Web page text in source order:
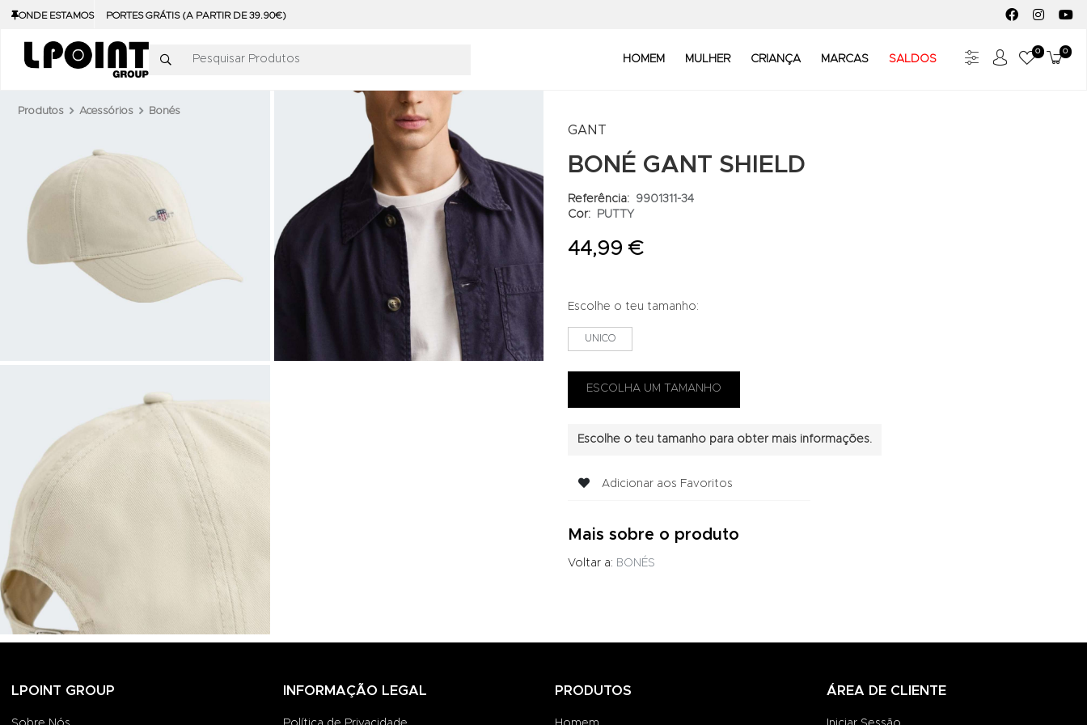
ONDE ESTAMOS PORTES GRÁTIS (A PARTIR DE 39.90€) FACEBOOK
Pesquisar Produtos
HOMEM MULHER CRIANÇA MARCAS SALDOS Meus
0 0
Produtos Acessórios Bonés
GANT
BONÉ GANT SHIELD
Referência:
9901311-34
Cor:
PUTTY
44,99 €
Escolhe o teu tamanho:
UNICO
Escolhe o teu tamanho para obter mais informações.
Adicionar aos Favoritos
Mais sobre o produto
Voltar a: BONÉS
LPOINT GROUP INFORMAÇÃO LEGAL PRODUTOS ÁREA DE CLIENTE